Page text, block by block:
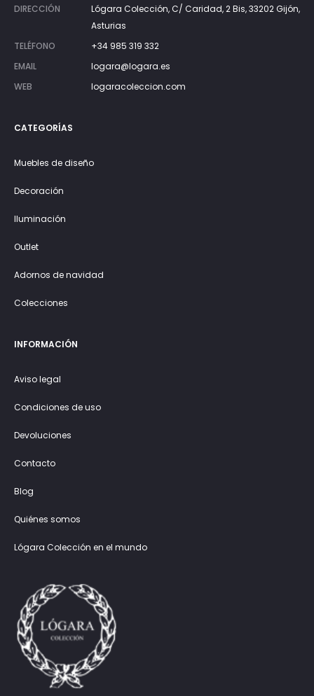
DIRECCIÓN
Lógara Colección, C/ Caridad, 2 Bis, 33202 Gijón,
Asturias
TELÉFONO
+34 985 319 332
EMAIL
logara@logara.es
WEB
logaracoleccion.com
CATEGORÍAS
Muebles de diseño
Decoración
Iluminación
Outlet
Adornos de navidad
Colecciones
INFORMACIÓN
Aviso legal
Condiciones de uso
Devoluciones
Contacto
Blog
Quiénes somos
Lógara Colección en el mundo